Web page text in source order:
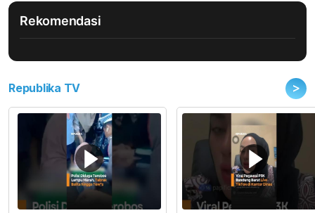
Rekomendasi
Republika TV >